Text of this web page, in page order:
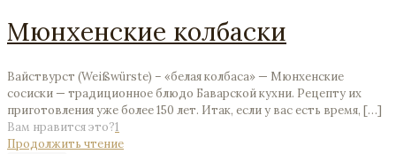
Мюнхенские колбаски
Вайствурст (Weißwürste) – «белая колбаса» — Мюнхенские
сосиски — традиционное блюдо Баварской кухни. Рецепту их
приготовления уже более 150 лет. Итак, если у вас есть время, […]
Вам нравится это?1
Продолжить чтение